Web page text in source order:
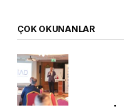
ÇOK OKUNANLAR